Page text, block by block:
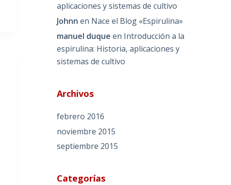
aplicaciones y sistemas de cultivo
Johnn en Nace el Blog «Espirulina»
manuel duque en Introducción a la
espirulina: Historia, aplicaciones y
sistemas de cultivo
Archivos
febrero 2016
noviembre 2015
septiembre 2015
Categorías